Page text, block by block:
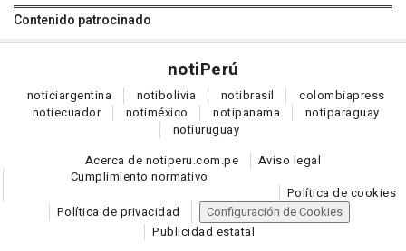
Contenido patrocinado
notiPerú
noticiargentina notibolivia notibrasil colombiapress
notiecuador notiméxico notipanama notiparaguay
notiuruguay
Acerca de notiperu.com.pe
Aviso legal
Cumplimiento normativo
Política de cookies
Política de privacidad
Configuración de Cookies
Publicidad estatal